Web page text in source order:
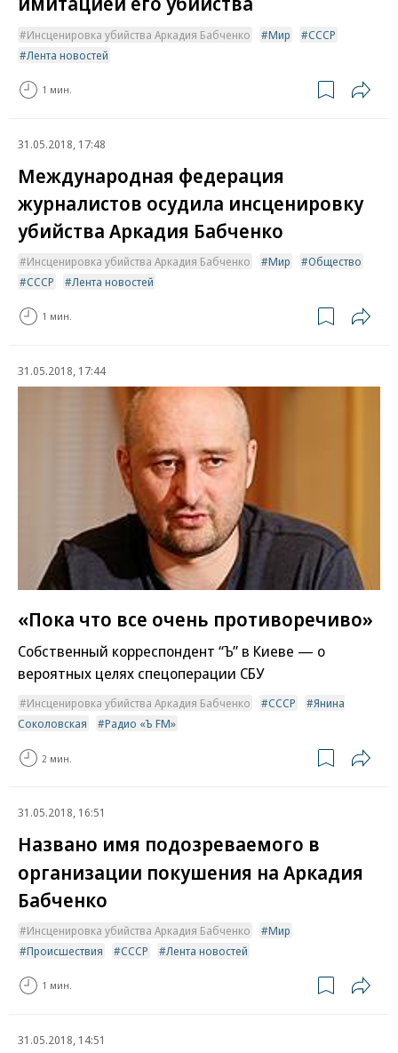
Инсценировка убийства Аркадия Бабченко Мир
СССР
Лента новостей
1 мин.
31.05.2018, 17:48
Международная федерация
журналистов осудила инсценировку
убийства Аркадия Бабченко
Инсценировка убийства Аркадия Бабченко Мир
Общество
СССР
Лента новостей
1 мин.
31.05.2018, 17:44
«Пока что все очень противоречиво»
Собственный корреспондент “Ъ” в Киеве — о
вероятных целях спецоперации СБУ
Инсценировка убийства Аркадия Бабченко СССР
Янина
Соколовская
Радио «Ъ FM»
2 мин.
31.05.2018, 16:51
Названо имя подозреваемого в
организации покушения на Аркадия
Бабченко
Инсценировка убийства Аркадия Бабченко
Мир
Происшествия
СССР Лента новостей
1 мин.
31.05.2018, 14:51